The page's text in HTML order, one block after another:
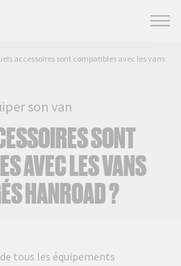
accessoires sont compatibles avec les vans
son van
SONT
AVEC LES VANS
HANROAD ?
tous les équipements